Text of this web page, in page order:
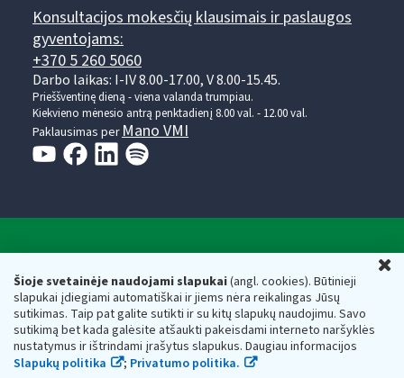
Šioje svetainėje naudojami slapukai(angl. cookies). Būtinieji
slapukai įdiegiami automatiškai ir jiems nėra reikalingas Jūsų
sutikimas. Taip pat galite sutikti ir su kitų slapukų naudojimu. Savo
sutikimą bet kada galėsite atšaukti pakeisdami interneto naršyklės
nustatymus ir ištrindami įrašytus slapukus. Daugiau informacijos
Slapukų politika
; Privatumo politika.
Konsultacijos mokesčių klausimais ir paslaugos
gyventojams:
+370 5 260 5060
Darbo laikas: I-IV 8.00-17.00, V 8.00-15.45.
Prieššventinę dieną - viena valanda trumpiau.
Kiekvieno mėnesio antrą penktadienį 8.00 val. - 12.00 val.
Paklausimas perMano VMI
Valstybinė mokesčių inspekcija prie Lietuvos
Respublikos finansų ministerijos
Biudžetinė įstaiga. Juridinio asmens kodas — 188659752,
adresas: Vasario 16-osios g. 14, 01107 Vilnius, Lietuva, el.paštas:
vmi@vmi.lt , E. pristatymo dėžutės adresas 188659752
Duomenys apie Valstybinę mokesčių inspekciją prie Lietuvos
Respublikos finansų ministerijos kaupiami ir saugomi Juridinių